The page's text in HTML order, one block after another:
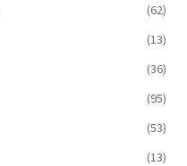
(62)
(13)
(36)
(95)
(53)
(13)